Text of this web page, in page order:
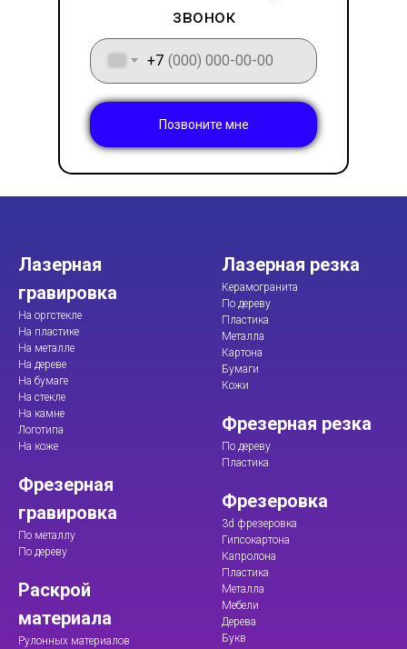
+7
Позвоните мне
звонок
Лазерная
гравировка
На оргстекле
На пластике
На металле
На дереве
На бумаге
На стекле
На камне
Логотипа
На коже
Фрезерная
гравировка
По металлу
По дереву
Раскрой
материала
Рулонных материалов
Лазерная резка
Керамогранита
По дереву
Пластика
Металла
Картона
Бумаги
Кожи
Фрезерная резка
По дереву
Пластика
Фрезеровка
3d фрезеровка
Гипсокартона
Капролона
Пластика
Металла
Мебели
Дерева
Букв